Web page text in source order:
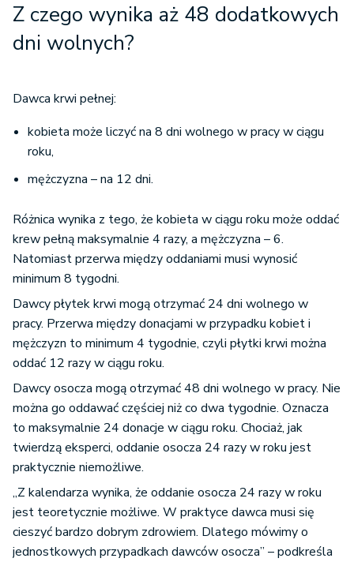
Z czego wynika aż 48 dodatkowych
dni wolnych?
Dawca krwi pełnej:
kobieta może liczyć na 8 dni wolnego w pracy w ciągu
roku,
mężczyzna – na 12 dni.
Różnica wynika z tego, że kobieta w ciągu roku może oddać
krew pełną maksymalnie 4 razy, a mężczyzna – 6.
Natomiast przerwa między oddaniami musi wynosić
minimum 8 tygodni.
Dawcy płytek krwi mogą otrzymać 24 dni wolnego w
pracy. Przerwa między donacjami w przypadku kobiet i
mężczyzn to minimum 4 tygodnie, czyli płytki krwi można
oddać 12 razy w ciągu roku.
Dawcy osocza mogą otrzymać 48 dni wolnego w pracy. Nie
można go oddawać częściej niż co dwa tygodnie. Oznacza
to maksymalnie 24 donacje w ciągu roku. Chociaż, jak
twierdzą eksperci, oddanie osocza 24 razy w roku jest
praktycznie niemożliwe.
„Z kalendarza wynika, że oddanie osocza 24 razy w roku
jest teoretycznie możliwe. W praktyce dawca musi się
cieszyć bardzo dobrym zdrowiem. Dlatego mówimy o
jednostkowych przypadkach dawców osocza” – podkreśla